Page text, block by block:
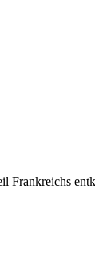
Frankreichs